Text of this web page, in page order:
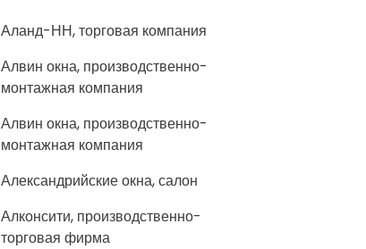
Аланд-НН, торговая компания
Алвин окна, производственно-
монтажная компания
Алвин окна, производственно-
монтажная компания
Александрийские окна, салон
Алконсити, производственно-
торговая фирма